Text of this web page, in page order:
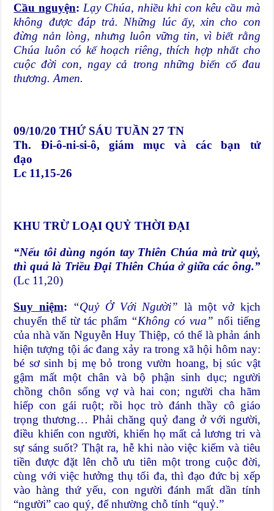
Cầu nguyện: Lạy Chúa, nhiều khi con kêu cầu mà
không được đáp trả. Những lúc ấy, xin cho con
đừng nản lòng, nhưng luôn vững tin, vì biết rằng
Chúa luôn có kế hoạch riêng, thích hợp nhất cho
cuộc đời con, ngay cả trong những biến cố đau
thương. Amen.
09/10/20THỨ SÁU TUẦN 27 TN
Th. Đi-ô-ni-si-ô, giám mục và các bạn tử
đạo
Lc 11,15-26
KHU TRỪ LOẠI QUỶ THỜI ĐẠI
“Nếu tôi dùng ngón tay Thiên Chúa mà trừ quỷ,
thì quả là Triều Đại Thiên Chúa ở giữa các ông.”
(Lc 11,20)
Suy niệm: “Quỷ Ở Với Người” là một vở kịch
chuyển thể từ tác phẩm “Không có vua” nổi tiếng
của nhà văn Nguyễn Huy Thiệp, có thể là phản ánh
hiện tượng tội ác đang xảy ra trong xã hội hôm nay:
bé sơ sinh bị mẹ bỏ trong vườn hoang, bị súc vật
gậm mất một chân và bộ phận sinh dục; người
chồng chôn sống vợ và hai con; người cha hãm
hiếp con gái ruột; rồi học trò đánh thầy cô giáo
trọng thương… Phải chăng quỷ đang ở với người,
điều khiển con người, khiến họ mất cả lương tri và
sự sáng suốt? Thật ra, hễ khi nào việc kiếm và tiêu
tiền được đặt lên chỗ ưu tiên một trong cuộc đời,
cùng với việc hưởng thụ tối đa, thì đạo đức bị xếp
vào hàng thứ yếu, con người đánh mất dần tính
“người” cao quý, để nhường chỗ tính “quỷ.”